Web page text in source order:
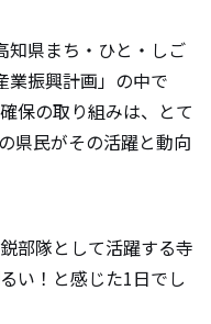
知県まち・ひと・しご
業振興計画」の中で
保の取り組みは、とて
県民がその活躍と動向
部隊として活躍する寺
い！と感じた1日でし